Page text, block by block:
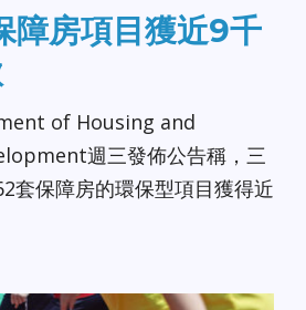
房項目獲近9千
of Housing and
週三發佈公告稱，三
套保障房的環保型項目獲得近